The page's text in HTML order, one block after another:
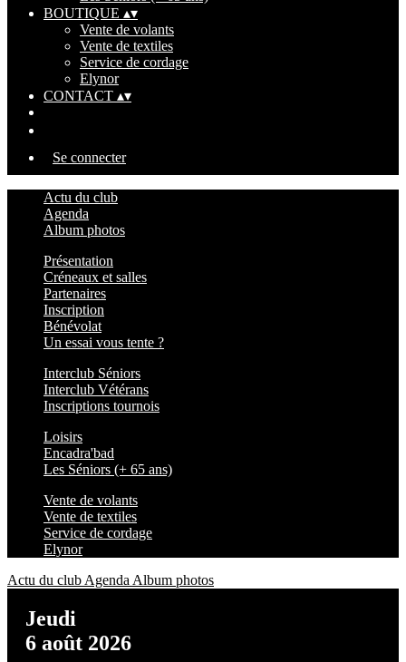
BOUTIQUE ▴▾
Vente de volants
Vente de textiles
Service de cordage
Elynor
CONTACT ▴▾
Se connecter
Actu du club
Agenda
Album photos
Présentation
Créneaux et salles
Partenaires
Inscription
Bénévolat
Un essai vous tente ?
Interclub Séniors
Interclub Vétérans
Inscriptions tournois
Loisirs
Encadra'bad
Les Séniors (+ 65 ans)
Vente de volants
Vente de textiles
Service de cordage
Elynor
Actu du club Agenda Album photos
Jeudi
6 août 2026